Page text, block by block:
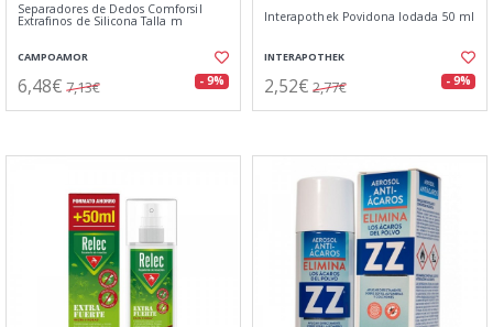
Separadores de Dedos Comforsil
Extrafinos de Silicona Talla m
CAMPOAMOR
6,48€ 7,13€ - 9%
Interapothek Povidona Iodada 50 ml
INTERAPOTHEK
2,52€ 2,77€ - 9%